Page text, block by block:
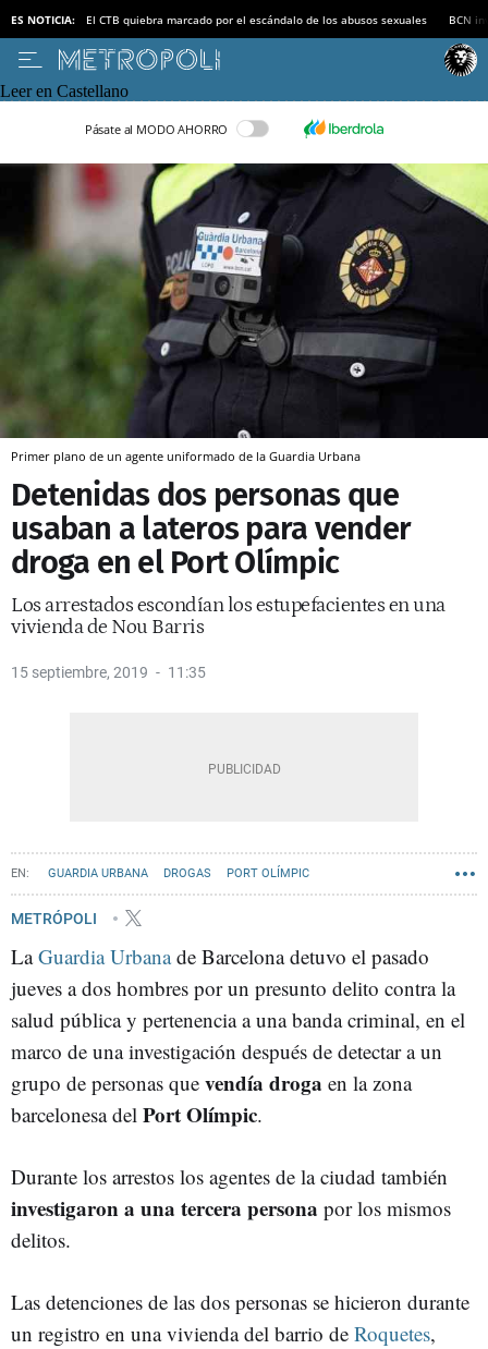
ES NOTICIA: El CTB quiebra marcado por el escándalo de los abusos sexuales BCN
Leer en Castellano
Pásate al MODO AHORRO
Primer plano de un agente uniformado de la Guardia Urbana
Detenidas dos personas que
usaban a lateros para vender
droga en el Port Olímpic
Los arrestados escondían los estupefacientes en una
vivienda de Nou Barris
15 septiembre, 2019 11:35
GUARDIA URBANA DROGAS PORT OLÍMPIC
METRÓPOLI
LaGuardia Urbanade Barcelona detuvo el pasado
jueves a dos hombres por un presunto delito contra la
salud pública y pertenencia a una banda criminal, en el
marco de una investigación después de detectar a un
grupo de personas que vendía droga en la zona
barcelonesa del Port Olímpic.
Durante los arrestos los agentes de la ciudad también
investigaron a una tercera persona por los mismos
delitos.
Las detenciones de las dos personas se hicieron durante
un registro en una vivienda del barrio de Roquetes,